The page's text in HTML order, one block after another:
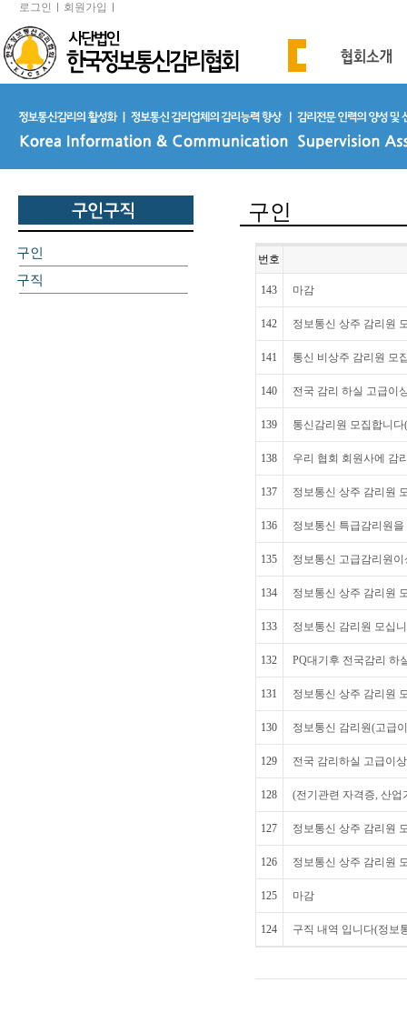
로그인 회원가입
구인
구직
구인
번호
143 마감
142 정보통신 상주 감리원
141 통신 비상주 감리원 모
140 전국 감리 하실 고급이
139 통신감리원 모집합니
138 우리 협회 회원사에 감
137 정보통신 상주 감리원
136 정보통신 특급감리원을
135 정보통신 고급감리원
134 정보통신 상주 감리원
133 정보통신 감리원 모십
132 PQ대기후 전국감리 하
131 정보통신 상주 감리원
130 정보통신 감리원(고급
129 전국 감리하실 고급이
128 (전기관련 자격증, 산업
127 정보통신 상주 감리원
126 정보통신 상주 감리원
125 마감
124 구직 내역 입니다(정보